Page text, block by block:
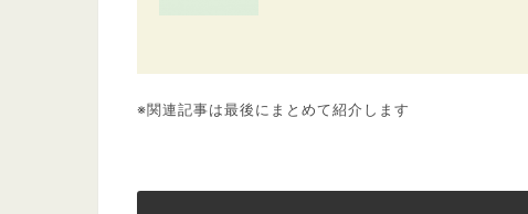
※関連記事は最後にまとめて紹介します